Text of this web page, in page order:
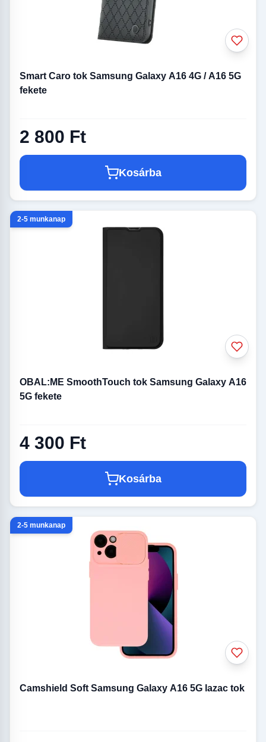
Smart Caro tok Samsung Galaxy A16 4G / A16 5G
fekete
2 800 Ft
Kosárba
2-5 munkanap
OBAL:ME SmoothTouch tok Samsung Galaxy A16
5G fekete
4 300 Ft
Kosárba
2-5 munkanap
Camshield Soft Samsung Galaxy A16 5G lazac tok